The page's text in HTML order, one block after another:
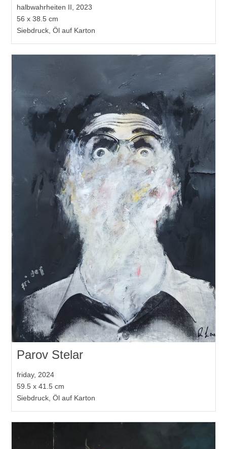
halbwahrheiten II, 2023
56 x 38.5 cm
Siebdruck, Öl auf Karton
Parov Stelar
friday, 2024
59.5 x 41.5 cm
Siebdruck, Öl auf Karton